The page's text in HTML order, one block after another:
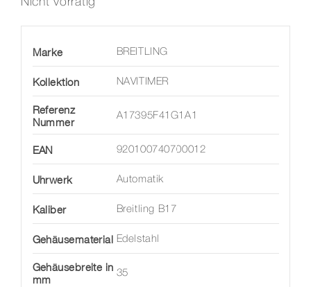
Marke BREITLING
Kollektion NAVITIMER
Referenz
Nummer
A17395F41G1A1
EAN 920100740700012
Uhrwerk Automatik
Kaliber Breitling B17
Gehäusematerial Edelstahl
Gehäusebreite in
mm
35